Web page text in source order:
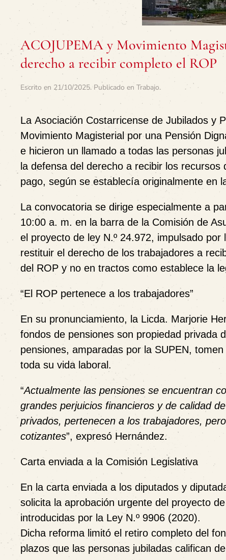
ACOJUPEMA y Movimiento
derecho a recibir completo el ROP
Escrito en 21/10/2025. Publicado en Trabajo.
La Asociación Costarricense de Jubilados y
Movimiento Magisterial por una Pensión
e hicieron un llamado a todas las personas
la defensa del derecho a recibir los recursos
pago, según se establecía originalmente en
La convocatoria se dirige especialmente a
10:00 a. m. en la barra de la Comisión de
el proyecto de ley N.º 24.972, impulsado por
restituir el derecho de los trabajadores a
del ROP y no en tractos como establece la
“El ROP pertenece a los trabajadores”
En su pronunciamiento, la Licda. Marjorie
fondos de pensiones son propiedad privada
pensiones, amparadas por la SUPEN, tomen
toda su vida laboral.
“Actualmente las pensiones se encuentran
grandes perjuicios financieros y de calidad
privados, pertenecen a los trabajadores,
cotizantes”, expresó Hernández.
Carta enviada a la Comisión Legislativa
En la carta enviada a los diputados y
solicita la aprobación urgente del proyecto
introducidas por la Ley N.º 9906 (2020).
Dicha reforma limitó el retiro completo del
plazos que las personas jubiladas califican